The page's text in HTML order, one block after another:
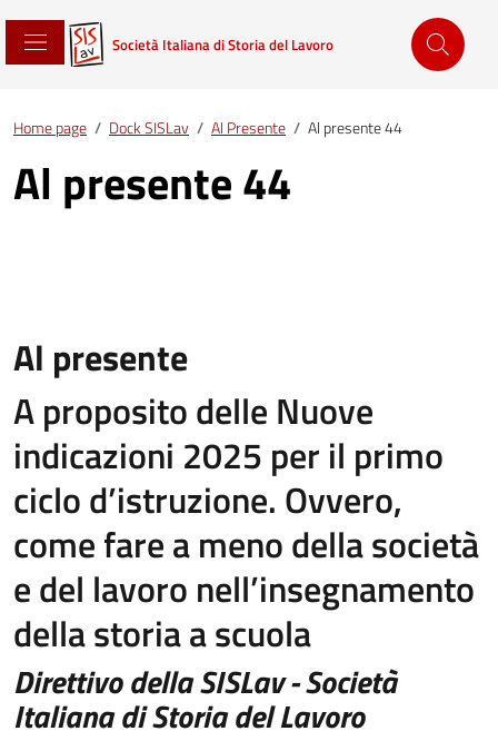
Società Italiana di Storia del Lavoro
Home page / Dock SISLav / Al Presente / Al presente 44
Al presente 44
Al presente
A proposito delle Nuove
indicazioni 2025 per il primo
ciclo d’istruzione. Ovvero,
come fare a meno della società
e del lavoro nell’insegnamento
della storia a scuola
Direttivo della SISLav - Società
Italiana di Storia del Lavoro